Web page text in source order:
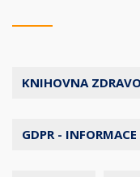
KNIHOVNA
GDPR -